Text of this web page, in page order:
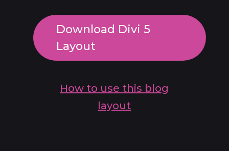
Download Divi 5
Layout
How to use this blog
layout